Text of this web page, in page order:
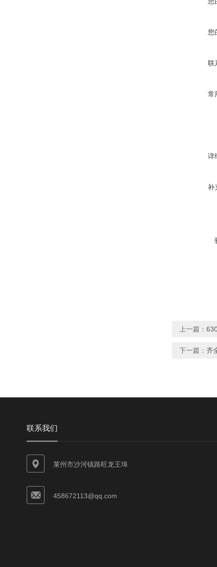
您
联
常
详
补
上一篇：
下一篇： 齐
联系我们
莱州市沙河镇路旺龙王埠
458672113@qq.com